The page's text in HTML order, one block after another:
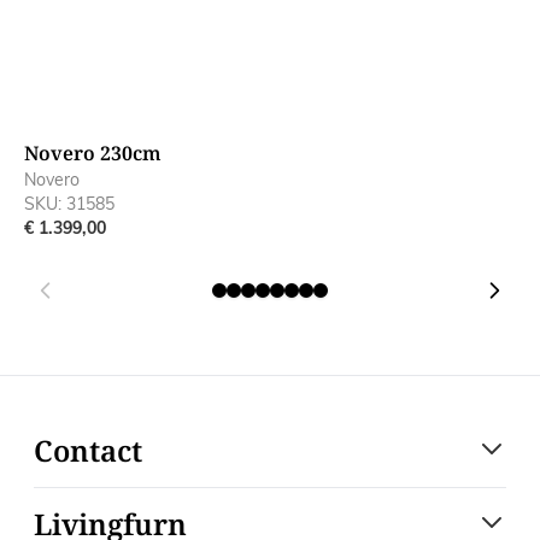
Novero 230cm
Novero
SKU: 31585
€ 1.399,00
Contact
Livingfurn